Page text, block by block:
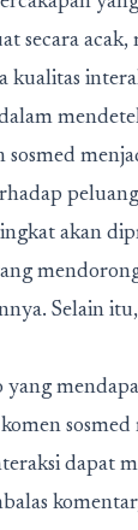
secara
kualitas
sosmed
akan
Selain
dapat